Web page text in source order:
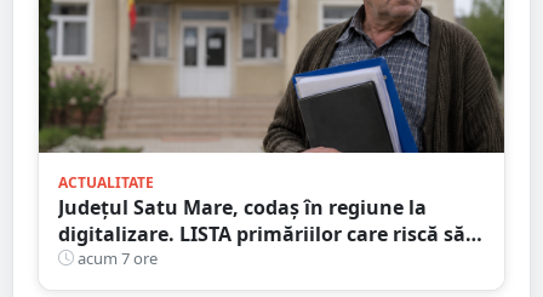
ACTUALITATE
Județul Satu Mare, codaș în regiune la
digitalizare. LISTA primăriilor care riscă să
piardă bani de la buget
acum 7 ore